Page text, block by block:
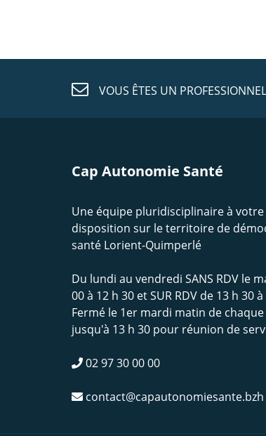
VOUS ÊTES UN
Cap Autonomie Santé
Une équipe pluridisciplinaire à votre
disposition sur le territoire de
santé Lorient-Quimperlé
Du lundi au vendredi SANS RDV le
00 à 12 h 30 et SUR RDV de 13 h 30
Fermé le 1er mardi matin de
jusqu'à 13 h 30 pour réunion de
02 97 30 00 00
contact@capautonomiesante.bzh